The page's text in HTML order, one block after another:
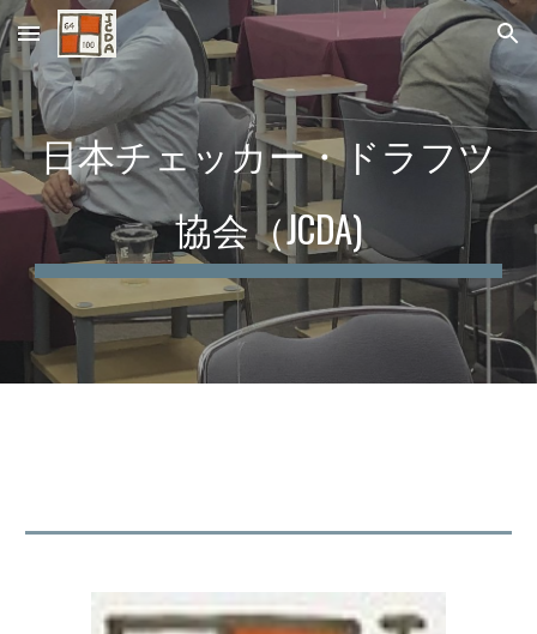
Skip to main content Skip to navigation
日本チェッカー・ドラフツ
協会（JCDA)